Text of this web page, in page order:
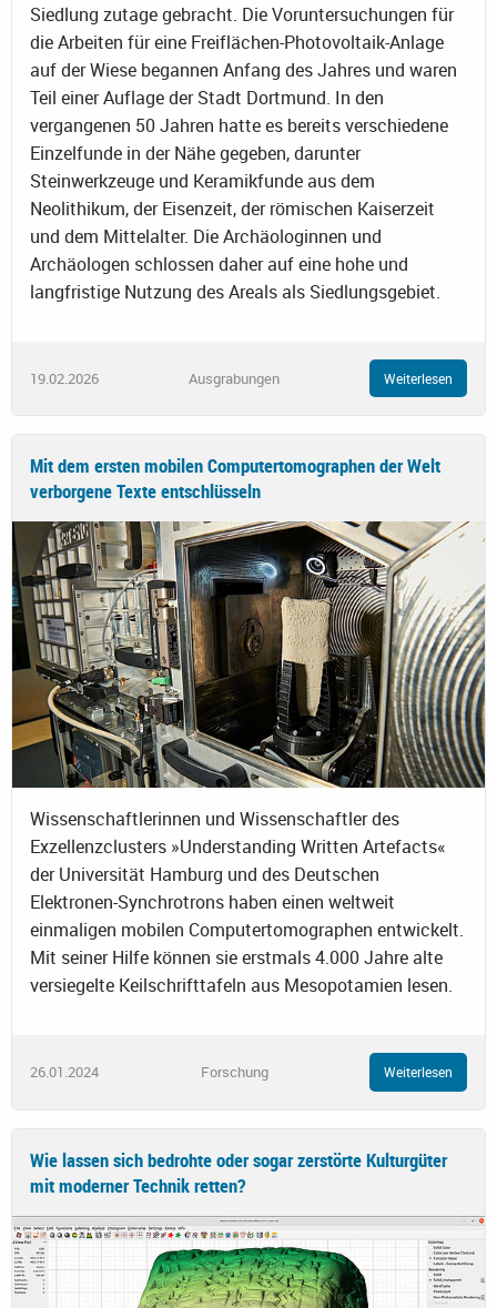
Siedlung zutage gebracht. Die Voruntersuchungen für
die Arbeiten für eine Freiflächen-Photovoltaik-Anlage
auf der Wiese begannen Anfang des Jahres und waren
Teil einer Auflage der Stadt Dortmund. In den
vergangenen 50 Jahren hatte es bereits verschiedene
Einzelfunde in der Nähe gegeben, darunter
Steinwerkzeuge und Keramikfunde aus dem
Neolithikum, der Eisenzeit, der römischen Kaiserzeit
und dem Mittelalter. Die Archäologinnen und
Archäologen schlossen daher auf eine hohe und
langfristige Nutzung des Areals als Siedlungsgebiet.
19.02.2026 Ausgrabungen Weiterlesen
Mit dem ersten mobilen Computertomographen der Welt
verborgene Texte entschlüsseln
Wissenschaftlerinnen und Wissenschaftler des
Exzellenzclusters »Understanding Written Artefacts«
der Universität Hamburg und des Deutschen
Elektronen-Synchrotrons haben einen weltweit
einmaligen mobilen Computertomographen entwickelt.
Mit seiner Hilfe können sie erstmals 4.000 Jahre alte
versiegelte Keilschrifttafeln aus Mesopotamien lesen.
26.01.2024 Forschung Weiterlesen
Wie lassen sich bedrohte oder sogar zerstörte Kulturgüter
mit moderner Technik retten?